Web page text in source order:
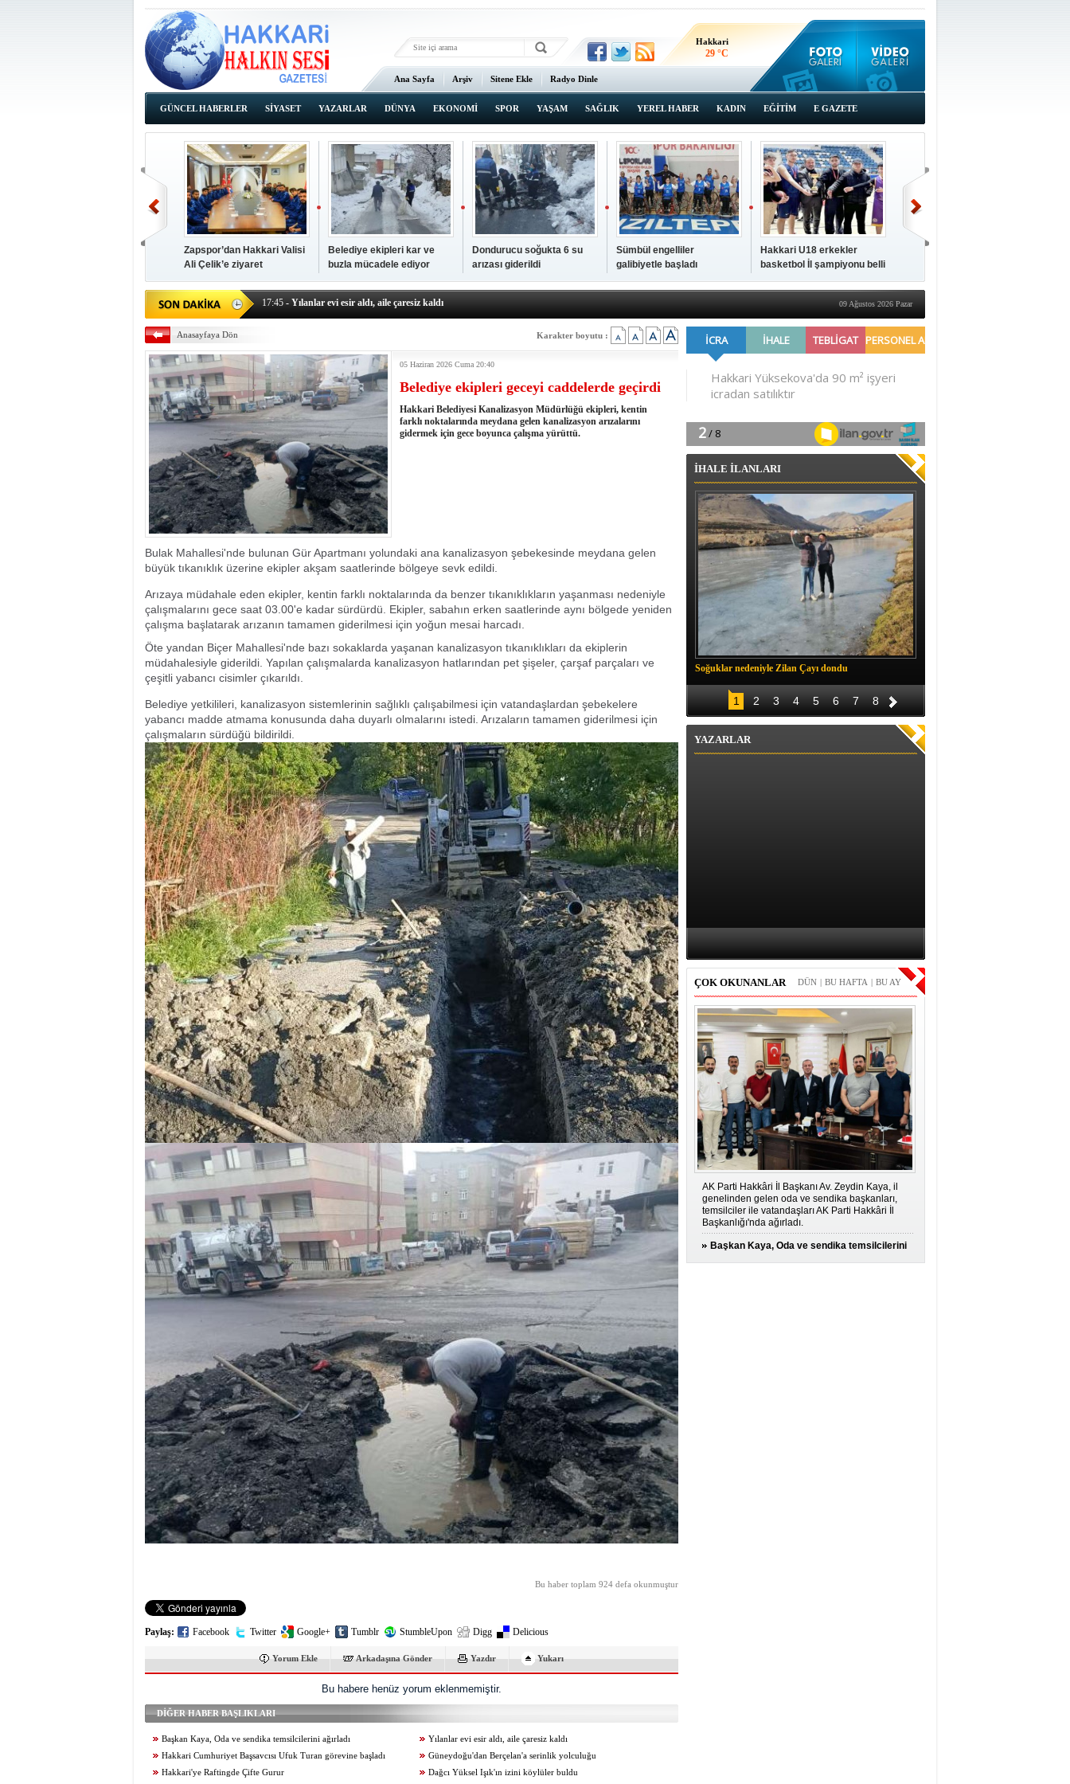
Hakkari
29 °C
Ana Sayfa Arşiv Sitene Ekle Radyo Dinle
GÜNCEL HABERLER SİYASET YAZARLAR DÜNYA EKONOMİ SPOR YAŞAM SAĞLIK YEREL HABER KADIN EĞİTİM E GAZETE
Zapspor’dan Hakkari Valisi
Ali Çelik’e ziyaret
Belediye ekipleri kar ve
buzla mücadele ediyor
Dondurucu soğukta 6 su
arızası giderildi
Sümbül engelliler
galibiyetle başladı
Hakkari U18 erkekler
basketbol İl şampiyonu belli
oldu
Toplantısı yapıldı
17:45 - Yılanlar evi esir aldı, aile çaresiz kaldı
17:43- Hakkari Cumhuriyet Başsavcısı Ufuk Turan görevine başladı
17:37- Başkan Büyüksu: Gençlerimiz için geleceğe yatırım yapıyoruz
17:35 - Hakkari'ye Raftingde Çifte Gurur
17:32 - Dağcı Yüksel Işık'ın izini köylüler buldu
17:30- Hayvanlar Şarbona karşı aşılanıyor
17:27- Hakkari'de yaz ortasında kış manzarası
19:22- Cennet-Cehennem Vadisi'nde tarihi güreş finali
19:19- CHP Hakkari ve 26 il başkanını görevden aldı
19:17- Cennet Cehennem Vadisi'nde şampiyonluk mücadelesi start aldı
19:13- Bakan Yardımcısı Çelik, Aşiret Lideri Keskin'i ziyaret etti
19:10 - Hakkari'de 503 kilogram Esrar ele geçirildi
19:08- Bakan Yardımcısı Ali Çelik Hakkari’de sevgi seli
09 Ağustos 2026 Pazar
Anasayfaya Dön Karakter boyutu :
05 Haziran 2026 Cuma 20:40
Belediye ekipleri geceyi caddelerde geçirdi
Hakkari Belediyesi Kanalizasyon Müdürlüğü ekipleri, kentin
farklı noktalarında meydana gelen kanalizasyon arızalarını
gidermek için gece boyunca çalışma yürüttü.
Bulak Mahallesi'nde bulunan Gür Apartmanı yolundaki ana kanalizasyon şebekesinde meydana gelen
büyük tıkanıklık üzerine ekipler akşam saatlerinde bölgeye sevk edildi.
Arızaya müdahale eden ekipler, kentin farklı noktalarında da benzer tıkanıklıkların yaşanması nedeniyle
çalışmalarını gece saat 03.00'e kadar sürdürdü. Ekipler, sabahın erken saatlerinde aynı bölgede yeniden
çalışma başlatarak arızanın tamamen giderilmesi için yoğun mesai harcadı.
Öte yandan Biçer Mahallesi'nde bazı sokaklarda yaşanan kanalizasyon tıkanıklıkları da ekiplerin
müdahalesiyle giderildi. Yapılan çalışmalarda kanalizasyon hatlarından pet şişeler, çarşaf parçaları ve
çeşitli yabancı cisimler çıkarıldı.
Belediye yetkilileri, kanalizasyon sistemlerinin sağlıklı çalışabilmesi için vatandaşlardan şebekelere
yabancı madde atmama konusunda daha duyarlı olmalarını istedi. Arızaların tamamen giderilmesi için
çalışmaların sürdüğü bildirildi.
Bu haber toplam 924 defa okunmuştur
Paylaş: Facebook Twitter Google+ Tumblr StumbleUpon Digg Delicious
Yorum Ekle Arkadaşına Gönder Yazdır Yukarı
Bu habere henüz yorum eklenmemiştir.
DİĞER HABER BAŞLIKLARI
Başkan Kaya, Oda ve sendika temsilcilerini ağırladı
Yılanlar evi esir aldı, aile çaresiz kaldı
Hakkari Cumhuriyet Başsavcısı Ufuk Turan görevine başladı
Güneydoğu'dan Berçelan'a serinlik yolculuğu
Hakkari'ye Raftingde Çifte Gurur
Dağcı Yüksel Işık'ın izini köylüler buldu
İHALE İLANLARI
Soğuklar nedeniyle Zilan Çayı dondu
1 2 3 4 5 6 7 8
YAZARLAR
ÇOK OKUNANLAR BU AY
|
BU HAFTA
|
DÜN
AK Parti Hakkâri İl Başkanı Av. Zeydin Kaya, il
genelinden gelen oda ve sendika başkanları,
temsilciler ile vatandaşları AK Parti Hakkâri İl
Başkanlığı'nda ağırladı.
Başkan Kaya, Oda ve sendika temsilcilerini
ağırladı